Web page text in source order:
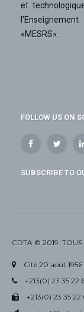
et
«MESRS».
FOLLOW US ON
SUBSCRIBE TO
CDTA © 2019. TOUS
Cité 20 août
+213(0) 23 35 22
+213(0) 23 35 22